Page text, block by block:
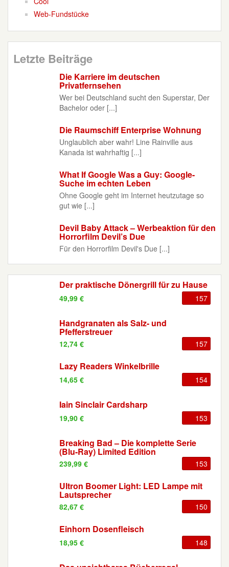
Web-Fundstücke
Letzte Beiträge
Die Karriere im deutschen
Privatfernsehen
Wer bei Deutschland sucht den Superstar, Der
Bachelor oder [...]
Die Raumschiff Enterprise Wohnung
Unglaublich aber wahr! Line Rainville aus
Kanada ist wahrhaftig [...]
What If Google Was a Guy: Google-
Suche im echten Leben
Ohne Google geht im Internet heutzutage so
gut wie [...]
Devil Baby Attack – Werbeaktion für den
Horrorfilm Devil’s Due
Für den Horrorfilm Devil's Due [...]
Der praktische Dönergrill für zu Hause
49,99 € 157
Handgranaten als Salz- und
Pfefferstreuer
12,74 € 157
Lazy Readers Winkelbrille
14,65 € 154
Iain Sinclair Cardsharp
19,90 € 153
Breaking Bad – Die komplette Serie
(Blu-Ray) Limited Edition
239,99 € 153
Ultron Boomer Light: LED Lampe mit
Lautsprecher
82,67 € 150
Einhorn Dosenfleisch
18,95 € 148